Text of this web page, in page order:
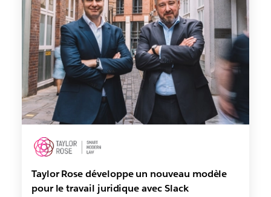
Taylor Rose développe un nouveau modèle
pour le travail juridique avec Slack